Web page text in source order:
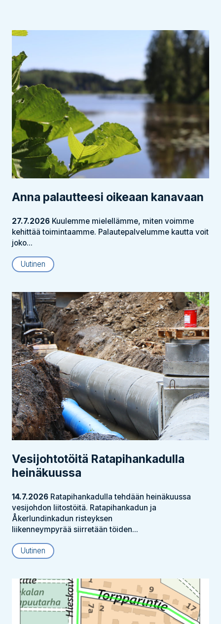
Anna palautteesi oikeaan kanavaan
27.7.2026 Kuulemme mielellämme, miten voimme
kehittää toimintaamme. Palautepalvelumme kautta voit
joko...
Uutinen
Vesijohtotöitä Ratapihankadulla
heinäkuussa
14.7.2026 Ratapihankadulla tehdään heinäkuussa
vesijohdon liitostöitä. Ratapihankadun ja
Åkerlundinkadun risteyksen
liikenneympyrää siirretään töiden...
Uutinen